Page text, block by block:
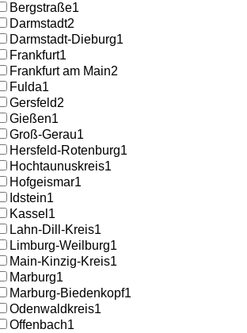
Bergstraße1
Darmstadt2
Darmstadt-Dieburg1
Frankfurt1
Frankfurt am Main2
Fulda1
Gersfeld2
Gießen1
Groß-Gerau1
Hersfeld-Rotenburg1
Hochtaunuskreis1
Hofgeismar1
Idstein1
Kassel 1
Lahn-Dill-Kreis1
Limburg-Weilburg1
Main-Kinzig-Kreis1
Marburg1
Marburg-Biedenkopf1
Odenwaldkreis1
Offenbach1